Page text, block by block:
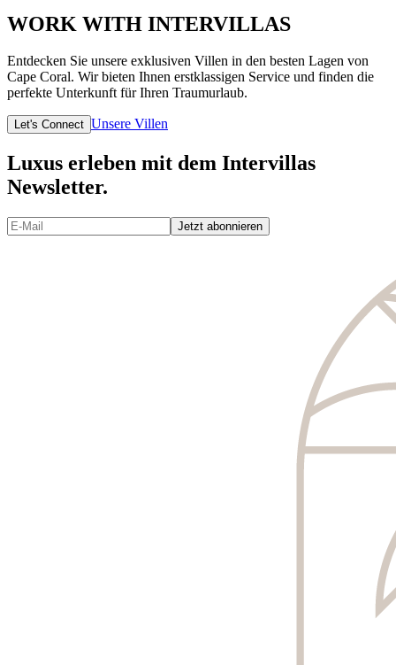
WORK WITH INTERVILLAS
Entdecken Sie unsere exklusiven Villen in den besten Lagen von
Cape Coral. Wir bieten Ihnen erstklassigen Service und finden die
perfekte Unterkunft für Ihren Traumurlaub.
Let's Connect Unsere Villen
Luxus erleben mit dem Intervillas
Newsletter.
Jetzt abonnieren